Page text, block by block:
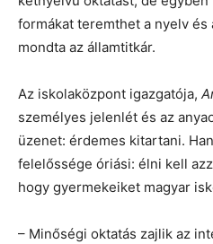
formákat teremthet a nyelv
mondta az államtitkár.
Az iskolaközpont igazgatója,
személyes jelenlét és az
üzenet: érdemes kitartani.
felelőssége óriási: élni kell
hogy gyermekeiket magyar
– Minőségi oktatás zajlik az